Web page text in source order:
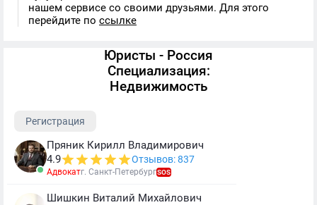
нашем сервисе со своими друзьями. Для этого
перейдите по ссылке
Юристы - Россия
Специализация:
Недвижимость
Регистрация
Пряник Кирилл Владимирович
4.9
Отзывов: 837
Адвокатг. Санкт-ПетербургSOS
Шишкин Виталий Михайлович